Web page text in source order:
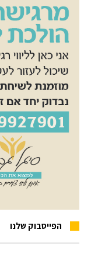
הפייסבוק שלנו